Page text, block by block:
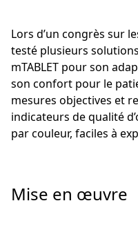
Lors d’un congrès sur
testé plusieurs
mTABLET pour son
son confort pour le
mesures objectives et
indicateurs de qualité
par couleur, faciles à
Mise en œuvre